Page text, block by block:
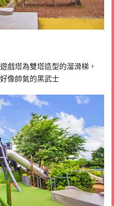
戲塔為雙塔造型的溜滑梯，
像帥氣的黑武士